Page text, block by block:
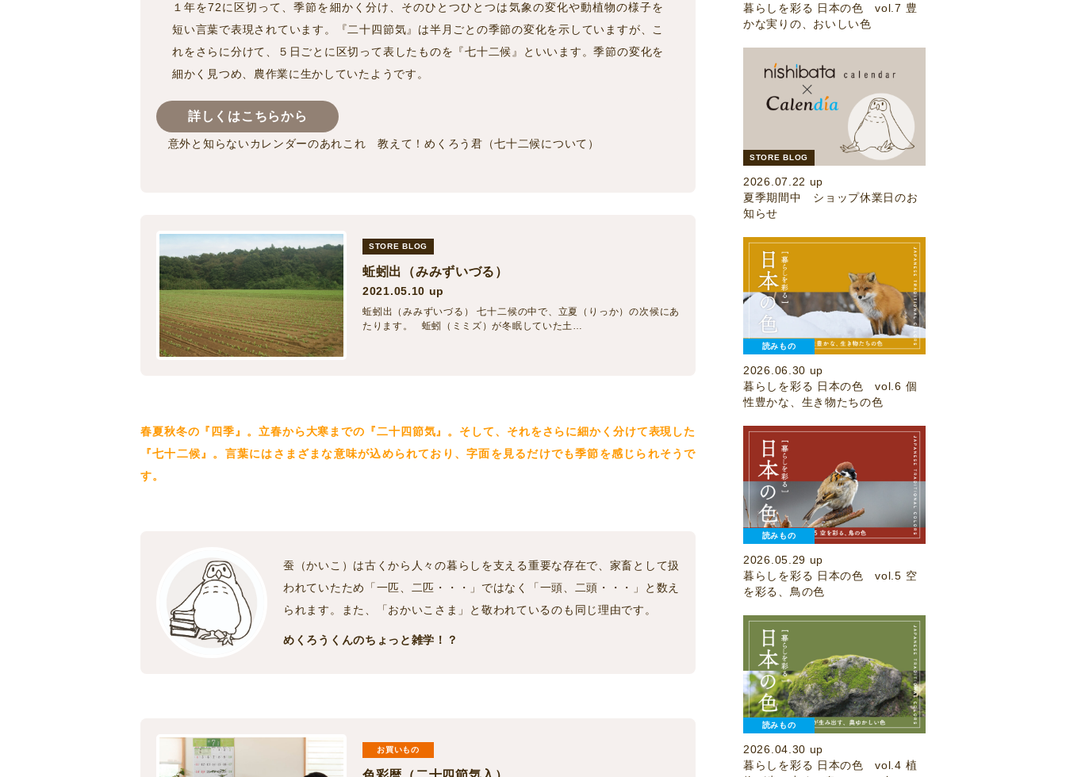
１年を72に区切って、季節を細かく分け、そのひとつひとつは気象の変化や動植物の様子を
短い言葉で表現されています。『二十四節気』は半月ごとの季節の変化を示していますが、こ
れをさらに分けて、５日ごとに区切って表したものを『七十二候』といいます。季節の変化を
細かく見つめ、農作業に生かしていたようです。
詳しくはこちらから
意外と知らないカレンダーのあれこれ 教えて！めくろう君（七十二候について）
STORE BLOG
蚯蚓出（みみずいづる）
2021.05.10 up
蚯蚓出（みみずいづる） 七十二候の中で、立夏（りっか）の次候にあ
たります。 蚯蚓（ミミズ）が冬眠していた土…
春夏秋冬の『四季』。立春から大寒までの『二十四節気』。そして、それをさらに細かく分けて表現した
『七十二候』。言葉にはさまざまな意味が込められており、字面を見るだけでも季節を感じられそうで
す。
蚕（かいこ）は古くから人々の暮らしを支える重要な存在で、家畜として扱
われていたため「一匹、二匹・・・」ではなく「一頭、二頭・・・」と数え
られます。また、「おかいこさま」と敬われているのも同じ理由です。
めくろうくんのちょっと雑学！？
お買いもの
暮らしを彩る 日本の色 vol.7 豊
かな実りの、おいしい色
STORE BLOG
2026.07.22 up
夏季期間中 ショップ休業日のお
知らせ
読みもの
2026.06.30 up
暮らしを彩る 日本の色 vol.6 個
性豊かな、生き物たちの色
読みもの
2026.05.29 up
暮らしを彩る 日本の色 vol.5 空
を彩る、鳥の色
読みもの
2026.04.30 up
暮らしを彩る 日本の色 vol.4 植